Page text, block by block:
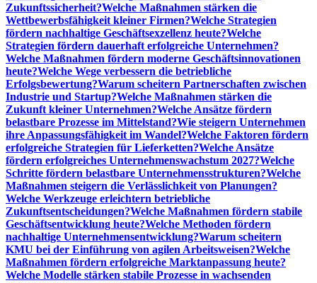
Zukunftssicherheit?Welche Maßnahmen stärken die
Wettbewerbsfähigkeit kleiner Firmen?Welche Strategien
fördern nachhaltige Geschäftsexzellenz heute?Welche
Strategien fördern dauerhaft erfolgreiche Unternehmen?
Welche Maßnahmen fördern moderne Geschäftsinnovationen
heute?Welche Wege verbessern die betriebliche
Erfolgsbewertung?Warum scheitern Partnerschaften zwischen
Industrie und Startup?Welche Maßnahmen stärken die
Zukunft kleiner Unternehmen?Welche Ansätze fördern
belastbare Prozesse im Mittelstand?Wie steigern Unternehmen
ihre Anpassungsfähigkeit im Wandel?Welche Faktoren fördern
erfolgreiche Strategien für Lieferketten?Welche Ansätze
fördern erfolgreiches Unternehmenswachstum 2027?Welche
Schritte fördern belastbare Unternehmensstrukturen?Welche
Maßnahmen steigern die Verlässlichkeit von Planungen?
Welche Werkzeuge erleichtern betriebliche
Zukunftsentscheidungen?Welche Maßnahmen fördern stabile
Geschäftsentwicklung heute?Welche Methoden fördern
nachhaltige Unternehmensentwicklung?Warum scheitern
KMU bei der Einführung von agilen Arbeitsweisen?Welche
Maßnahmen fördern erfolgreiche Marktanpassung heute?
Welche Modelle stärken stabile Prozesse in wachsenden